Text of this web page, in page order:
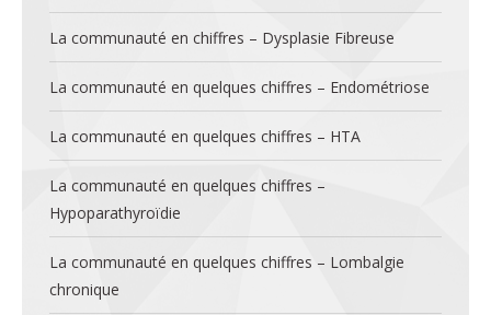
La communauté en chiffres – Dysplasie Fibreuse
La communauté en quelques chiffres – Endométriose
La communauté en quelques chiffres – HTA
La communauté en quelques chiffres –
Hypoparathyroïdie
La communauté en quelques chiffres – Lombalgie
chronique